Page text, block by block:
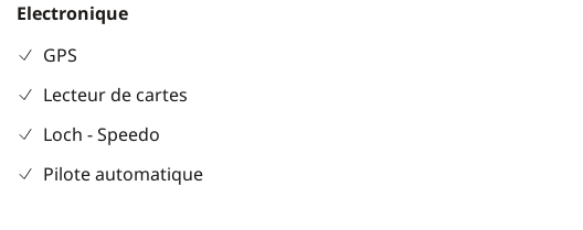
Electronique
GPS
Lecteur de cartes
Loch - Speedo
Pilote automatique